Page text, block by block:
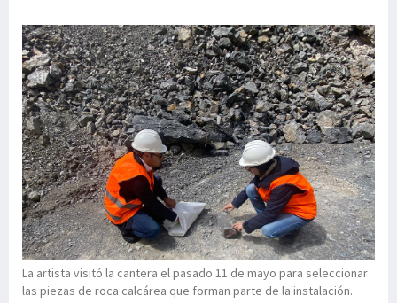
La artista visitó la cantera el pasado 11 de mayo para seleccionar
las piezas de roca calcárea que forman parte de la instalación.